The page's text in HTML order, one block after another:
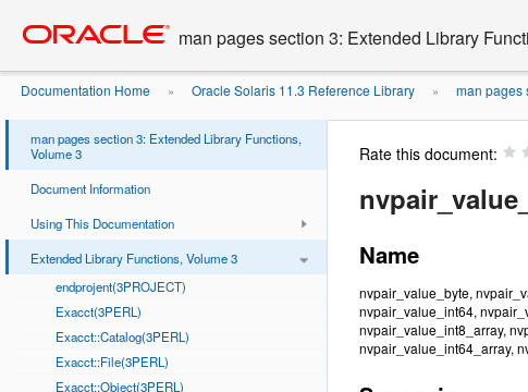
content
man pages section 3: Extended Library
Documentation Home » Oracle Solaris 11.3 Reference Library » man pages
man pages section 3: Extended Library Functions,
Volume 3
Document Information
Using This Documentation
Extended Library Functions, Volume 3
endprojent(3PROJECT)
Exacct(3PERL)
Exacct::Catalog(3PERL)
Exacct::File(3PERL)
Exacct::Object(3PERL)
Rate this document:
Name
nvpair_value_byte,
nvpair_value_int64,
nvpair_value_int8_array,
nvpair_value_int64_array,